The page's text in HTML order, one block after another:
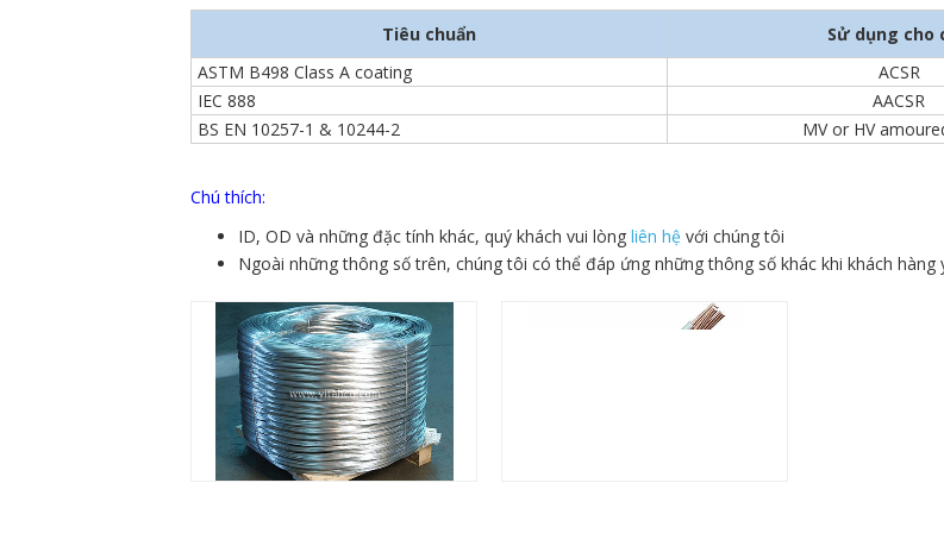
Tiêu chuẩn Sử dụng cho
ASTM B498 Class A coating
ACSR
IEC 888
AACSR
BS EN 10257-1 & 10244-2
MV or HV
Chú thích:
ID, OD và những đặc tính khác, quý khách vui lòng liên hệ với chúng tôi
Ngoài những thông số trên, chúng tôi có thể đáp ứng những thông số khác khi khách hàng